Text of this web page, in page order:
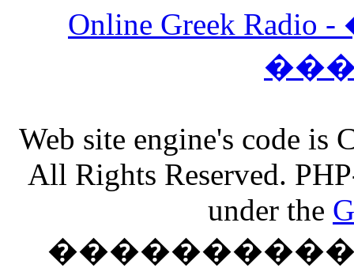
Online Greek
Web site engine's code
All Rights Reserved.
under the
����������